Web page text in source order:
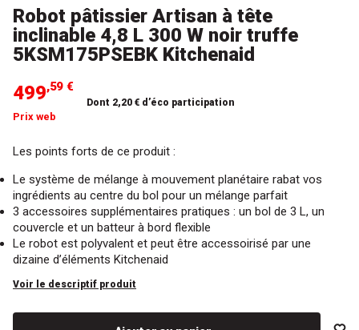
Robot pâtissier Artisan à tête
inclinable 4,8 L 300 W noir truffe
5KSM175PSEBK Kitchenaid
499,59 €
Dont 2,20 € d’éco participation
Prix web
Les points forts de ce produit :
Le système de mélange à mouvement planétaire rabat vos
ingrédients au centre du bol pour un mélange parfait
3 accessoires supplémentaires pratiques : un bol de 3 L, un
couvercle et un batteur à bord flexible
Le robot est polyvalent et peut être accessoirisé par une
dizaine d’éléments Kitchenaid
Voir le descriptif produit